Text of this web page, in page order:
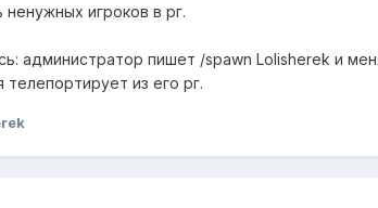
игроков в рг.
администратор пишет /spawn Lolisherek и
из его рг.